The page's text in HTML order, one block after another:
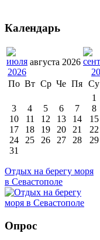
Календарь
августа 2026
По Вт Ср Че Пя Су
1
3
4 5 6 7 8
10
11 12 13 14 15
17
18 19 20 21 22
24
25 26 27 28 29
31
Отдых на берегу моря
в Севастополе
Опрос